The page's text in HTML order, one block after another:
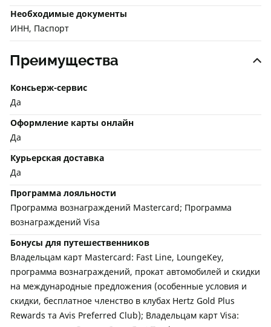
Необходимые документы
ИНН, Паспорт
Преимущества
Консьерж-сервис
Да
Оформление карты онлайн
Да
Курьерская доставка
Да
Программа лояльности
Программа вознаграждений Masterсard; Программа
вознаграждений Visa
Бонусы для путешественников
Владельцам карт Mastercard: Fast Line, LoungeKey,
программа вознаграждений, прокат автомобилей и скидки
на международные предложения (особенные условия и
скидки, бесплатное членство в клубах Hertz Gold Plus
Rewards та Avis Preferred Club); Владельцам карт Visa: